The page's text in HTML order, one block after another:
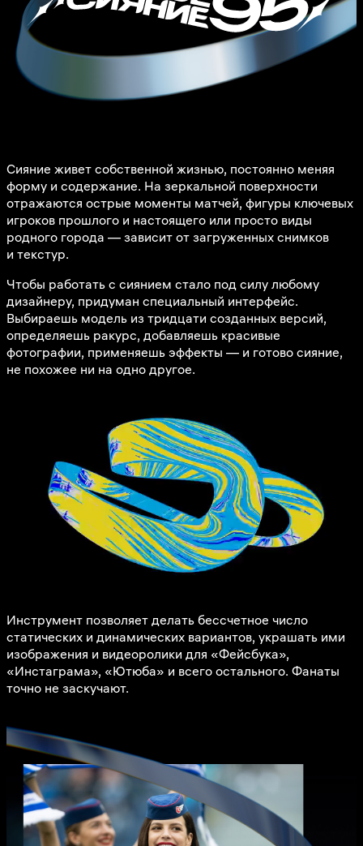
Сияние живет собственной жизнью, постоянно меняя
форму и содержание. На зеркальной поверхности
отражаются острые моменты матчей, фигуры ключевых
игроков прошлого и настоящего или просто виды
родного города — зависит от загруженных снимков
и текстур.
Чтобы работать с сиянием стало под силу любому
дизайнеру, придуман специальный интерфейс.
Выбираешь модель из тридцати созданных версий,
определяешь ракурс, добавляешь красивые
фотографии, применяешь эффекты — и готово сияние,
не похожее ни на одно другое.
Инструмент позволяет делать бессчетное число
статических и динамических вариантов, украшать ими
изображения и видеоролики для «Фейсбука»,
«Инстаграма», «Ютюба» и всего остального. Фанаты
точно не заскучают.